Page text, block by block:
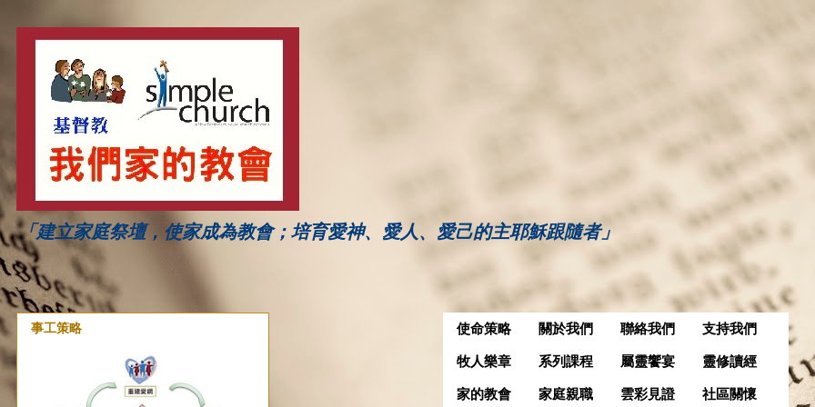
「建立家庭祭壇，使家成為教會；培育愛神、愛人、愛己的主耶穌跟隨者」
使命策略 關於我們 聯絡我們 支持我們
牧人樂章 系列課程 屬靈饗宴 靈修讀經
家的教會 家庭親職 雲彩見證 社區關懷
事工策略